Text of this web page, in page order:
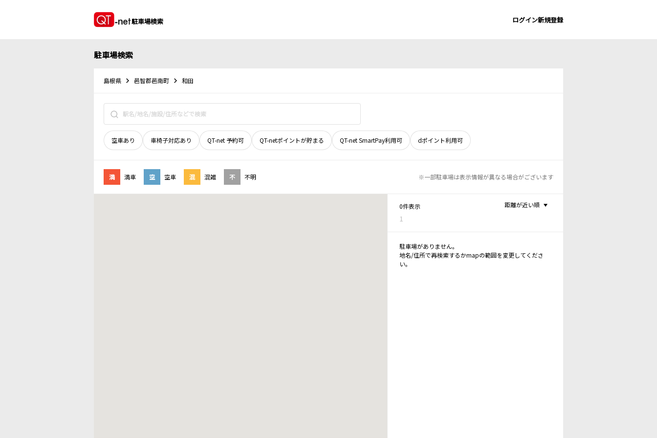
駐車場検索 ログイン新規登録
駐車場検索
島根県 邑智郡邑南町 和田
空車あり 車椅子対応あり QT-net 予約可 QT-netポイントが貯まる QT-net SmartPay利用可 dポイント利用可
満 満車 空 空車 混 混雑 不 不明 ※一部駐車場は表示情報が異なる場合がございます
0件表示
1
距離が近い順
駐車場がありません。
地名/住所で再検索するかmapの範囲を変更してくださ
い。